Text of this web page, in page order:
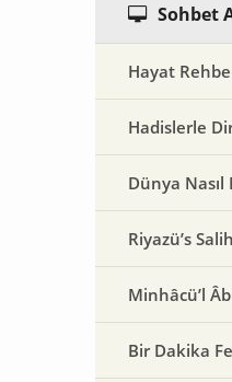
Sohbet
Hayat
Hadislerle
Dünya
Riyazü’s
Minhâcü’l
Bir Dakika